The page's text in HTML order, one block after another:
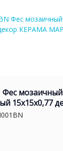
Фес
15x15x0,77